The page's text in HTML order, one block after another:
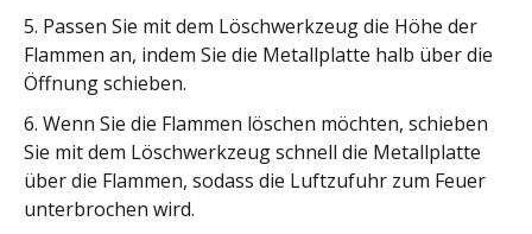
5. Passen Sie mit dem Löschwerkzeug die Höhe der
Flammen an, indem Sie die Metallplatte halb über die
Öffnung schieben.
6. Wenn Sie die Flammen löschen möchten, schieben
Sie mit dem Löschwerkzeug schnell die Metallplatte
über die Flammen, sodass die Luftzufuhr zum Feuer
unterbrochen wird.